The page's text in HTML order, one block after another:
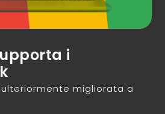
i
migliorata a